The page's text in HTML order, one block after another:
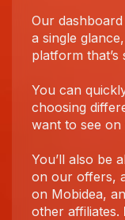
Our
a single
platform that’s
You can
choosing
want to see
You’ll also be
on our offers,
on Mobidea,
other affiliates.